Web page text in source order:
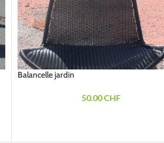
Balancelle jardin
50.00CHF